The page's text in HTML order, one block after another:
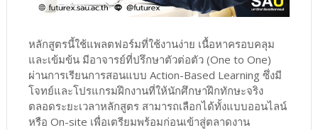
หลักสูตรนี้ใช้แพลตฟอร์มที่ใช้งานง่าย เนื้อหาครอบคลุม
และเข้มข้น มีอาจารย์ที่ปรึกษาตัวต่อตัว (One to One)
ผ่านการเรียนการสอนแบบ Action-Based Learning ซึ่งมี
โจทย์และโปรแกรมฝึกงานที่ให้นักศึกษาฝึกทักษะจริง
ตลอดระยะเวลาหลักสูตร สามารถเลือกได้ทั้งแบบออนไลน์
หรือ On-site เพื่อเตรียมพร้อมก่อนเข้าสู่ตลาดงาน